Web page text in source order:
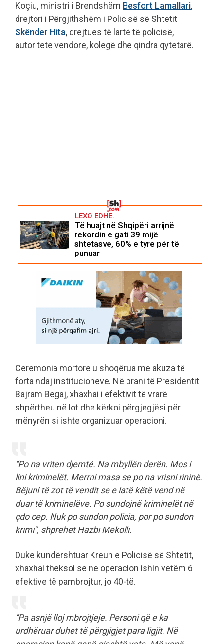
Koçiu, ministri i Brendshëm Besfort Lamallari,
drejtori i Përgjithshëm i Policisë së Shtetit
Skënder Hita, drejtues të lartë të policisë,
autoritete vendore, kolegë dhe qindra qytetarë.
LEXO EDHE:
Të huajt në Shqipëri arrijnë
rekordin e gati 39 mijë
shtetasve, 60% e tyre për të
punuar
Ceremonia mortore u shoqërua me akuza të
forta ndaj institucioneve. Në prani të Presidentit
Bajram Begaj, xhaxhai i efektivit të vrarë
shpërtheu në lot dhe kërkoi përgjegjësi për
mënyrën si ishte organizuar operacioni.
“Po na vriten djemtë. Na mbyllën derën. Mos i
lini kriminelët. Merrni masa se po na vrisni rininë.
Bëjuni të zot të vendit se e latë këtë vend në
duar të kriminelëve. Po sundojnë kriminelët në
çdo cep. Nuk po sundon policia, por po sundon
krimi”, shprehet Hazbi Mekolli.
Duke kundërshtuar Kreun e Policisë së Shtetit,
xhaxhai theksoi se ne operacion ishin vetëm 6
efektive të pambrojtur, jo 40-të.
“Pa asnjë lloj mbrojtjeje. Personi që e ka
urdhëruar duhet të përgjigjet para ligjit. Në